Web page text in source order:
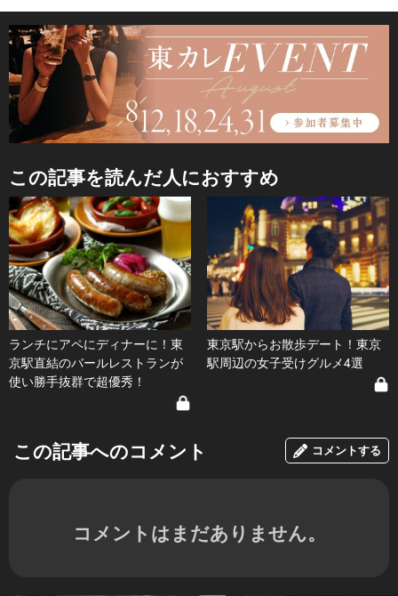
この記事を読んだ人におすすめ
ランチにアペにディナーに！東
京駅直結のバールレストランが
使い勝手抜群で超優秀！
東京駅からお散歩デート！東京
駅周辺の女子受けグルメ4選
この記事へのコメント コメントする
コメントはまだありません。